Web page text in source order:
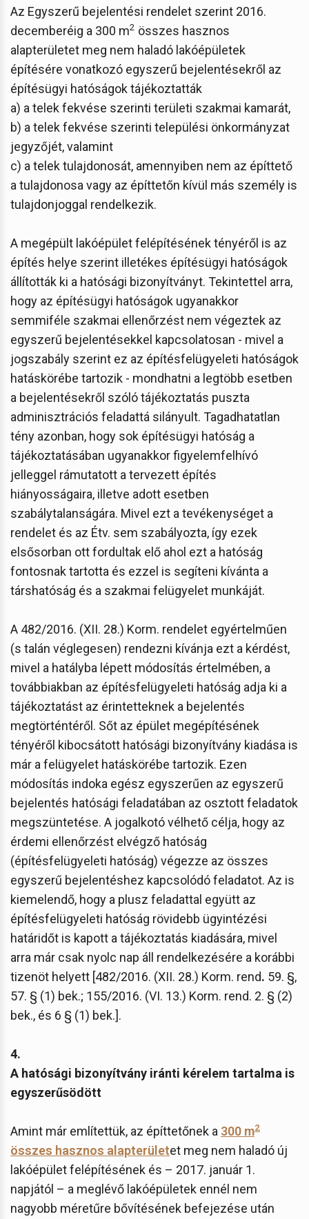
Az Egyszerű bejelentési rendelet szerint 2016.
decemberéig a 300 m2 összes hasznos
alapterületet meg nem haladó lakóépületek
építésére vonatkozó egyszerű bejelentésekről az
építésügyi hatóságok tájékoztatták
a) a telek fekvése szerinti területi szakmai kamarát,
b) a telek fekvése szerinti települési önkormányzat
jegyzőjét, valamint
c) a telek tulajdonosát, amennyiben nem az építtető
a tulajdonosa vagy az építtetőn kívül más személy is
tulajdonjoggal rendelkezik.
A megépült lakóépület felépítésének tényéről is az
építés helye szerint illetékes építésügyi hatóságok
állították ki a hatósági bizonyítványt. Tekintettel arra,
hogy az építésügyi hatóságok ugyanakkor
semmiféle szakmai ellenőrzést nem végeztek az
egyszerű bejelentésekkel kapcsolatosan - mivel a
jogszabály szerint ez az építésfelügyeleti hatóságok
hatáskörébe tartozik - mondhatni a legtöbb esetben
a bejelentésekről szóló tájékoztatás puszta
adminisztrációs feladattá silányult. Tagadhatatlan
tény azonban, hogy sok építésügyi hatóság a
tájékoztatásában ugyanakkor figyelemfelhívó
jelleggel rámutatott a tervezett építés
hiányosságaira, illetve adott esetben
szabálytalanságára. Mivel ezt a tevékenységet a
rendelet és az Étv. sem szabályozta, így ezek
elsősorban ott fordultak elő ahol ezt a hatóság
fontosnak tartotta és ezzel is segíteni kívánta a
társhatóság és a szakmai felügyelet munkáját.
A 482/2016. (XII. 28.) Korm. rendelet egyértelműen
(s talán véglegesen) rendezni kívánja ezt a kérdést,
mivel a hatályba lépett módosítás értelmében, a
továbbiakban az építésfelügyeleti hatóság adja ki a
tájékoztatást az érintetteknek a bejelentés
megtörténtéről. Sőt az épület megépítésének
tényéről kibocsátott hatósági bizonyítvány kiadása is
már a felügyelet hatáskörébe tartozik. Ezen
módosítás indoka egész egyszerűen az egyszerű
bejelentés hatósági feladatában az osztott feladatok
megszüntetése. A jogalkotó vélhető célja, hogy az
érdemi ellenőrzést elvégző hatóság
(építésfelügyeleti hatóság) végezze az összes
egyszerű bejelentéshez kapcsolódó feladatot. Az is
kiemelendő, hogy a plusz feladattal együtt az
építésfelügyeleti hatóság rövidebb ügyintézési
határidőt is kapott a tájékoztatás kiadására, mivel
arra már csak nyolc nap áll rendelkezésére a korábbi
tizenöt helyett [482/2016. (XII. 28.) Korm. rend. 59. §,
57. § (1) bek.; 155/2016. (VI. 13.) Korm. rend. 2. § (2)
bek., és 6 § (1) bek.].
4.
A hatósági bizonyítvány iránti kérelem tartalma is
egyszerűsödött
Amint már említettük, az építtetőnek a 300 m2
összes hasznos alapterületet meg nem haladó új
lakóépület felépítésének és – 2017. január 1.
napjától – a meglévő lakóépületek ennél nem
nagyobb méretűre bővítésének befejezése után